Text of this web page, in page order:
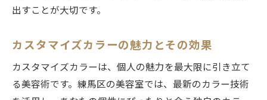
出すことが大切です。
カスタマイズカラーの魅力とその効果
カスタマイズカラーは、個人の魅力を最大限に引き立て
る美容術です。練馬区の美容室では、最新のカラー技術